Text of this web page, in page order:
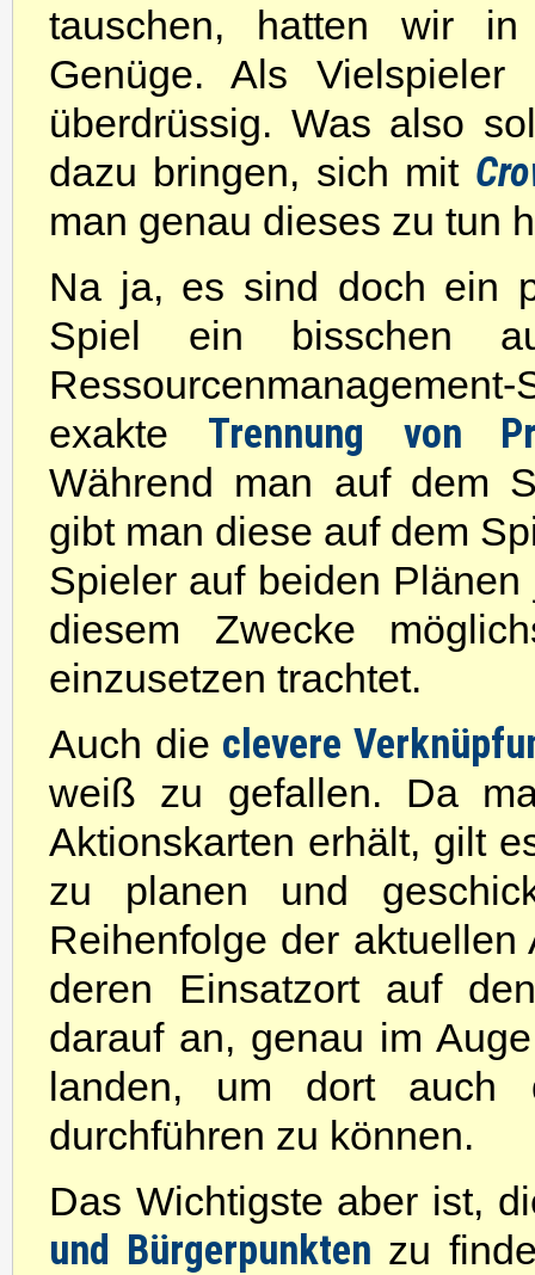
tauschen, hatten wir
Genüge. Als
überdrüssig. Was also
dazu bringen, sich mit
man genau dieses zu tun
Na ja, es sind doch ein
Spiel ein bisschen
exakte Trennung von
Während man auf dem
gibt man diese auf dem
Spieler auf beiden
diesem Zwecke
einzusetzen trachtet.
Auch die clevere
weiß zu gefallen. Da
Aktionskarten erhält, gilt
zu planen und
Reihenfolge der
deren Einsatzort auf
darauf an, genau im
landen, um dort auch
durchführen zu können.
Das Wichtigste aber ist,
und Bürgerpunkten zu